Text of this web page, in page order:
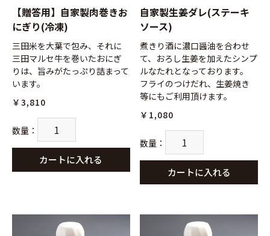
【贈答用】自家製肉巻きお
にぎり(冷凍)
三田米を大葉で包み、それに
三田マルセ牛を巻いたおにぎ
りは、旨みがたっぷり詰まって
います。
￥3,810
数量 ：
カートに入れる
自家製生姜ダレ(ステーキ
ソース)
煮きり酒に濃口醤油を合わせ
て、おろし生姜を加えたシンプ
ルなたれとなっております。
フライのつけだれ、生姜焼き
等にもご利用頂けます。
￥1,080
数量 ：
カートに入れる
お買い物を続ける カートへ進む